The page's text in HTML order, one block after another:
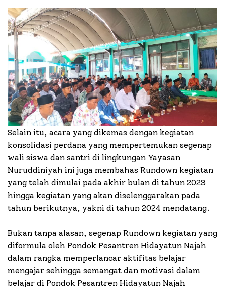
Selain itu, acara yang dikemas dengan kegiatan
konsolidasi perdana yang mempertemukan segenap
wali siswa dan santri di lingkungan Yayasan
Nuruddiniyah ini juga membahas Rundown kegiatan
yang telah dimulai pada akhir bulan di tahun 2023
hingga kegiatan yang akan diselenggarakan pada
tahun berikutnya, yakni di tahun 2024 mendatang.
Bukan tanpa alasan, segenap Rundown kegiatan yang
diformula oleh Pondok Pesantren Hidayatun Najah
dalam rangka memperlancar aktifitas belajar
mengajar sehingga semangat dan motivasi dalam
belajar di Pondok Pesantren Hidayatun Najah